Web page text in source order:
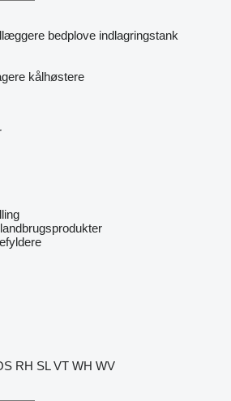
bedplove indlagringstank
kålhøstere
RH SL VT WH WV